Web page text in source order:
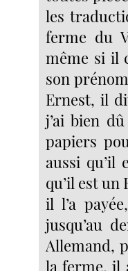
les
ferme du
même si il
son
Ernest, il
j’ai bien
papiers
aussi qu’il
qu’il est un
il l’a
jusqu’au
Allemand,
la ferme, il